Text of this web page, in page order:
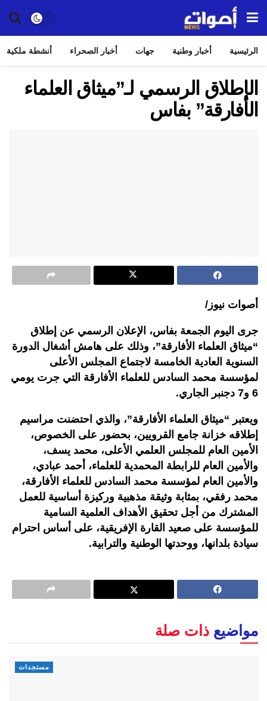
الرئيسية أخبار وطنية جهات أخبار الصحراء أنشطة ملكية
الإطلاق الرسمي لـ”ميثاق العلماء
الأفارقة” بفاس
أصوات نيوز/
جرى اليوم الجمعة بفاس، الإعلان الرسمي عن إطلاق
“ميثاق العلماء الأفارقة”، وذلك على هامش أشغال الدورة
السنوية العادية الخامسة لاجتماع المجلس الأعلى
لمؤسسة محمد السادس للعلماء الأفارقة التي جرت يومي
6 و7 دجنبر الجاري.
ويعتبر “ميثاق العلماء الأفارقة”، والذي احتضنت مراسيم
إطلاقه خزانة جامع القرويين، بحضور على الخصوص،
الأمين العام للمجلس العلمي الأعلى، محمد يسف،
والأمين العام للرابطة المحمدية للعلماء، أحمد عبادي،
والأمين العام لمؤسسة محمد السادس للعلماء الأفارقة،
محمد رفقي، بمثابة وثيقة مذهبية وركيزة أساسية للعمل
المشترك من أجل تحقيق الأهداف العلمية السامية
للمؤسسة على صعيد القارة الإفريقية، على أساس احترام
سيادة بلدانها، ووحدتها الوطنية والترابية.
مواضيع ذات صلة
مستجدات